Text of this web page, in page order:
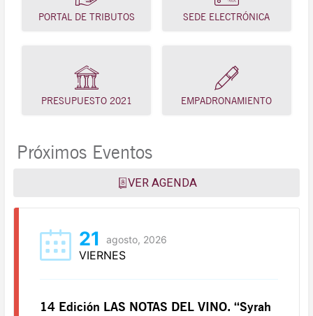
PORTAL DE TRIBUTOS SEDE ELECTRÓNICA
PRESUPUESTO 2021 EMPADRONAMIENTO
Próximos Eventos
VER AGENDA
21 agosto, 2026
VIERNES
14 Edición LAS NOTAS DEL VINO. “Syrah